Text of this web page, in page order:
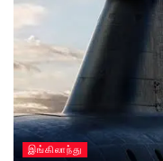
இங்கிலாந்து